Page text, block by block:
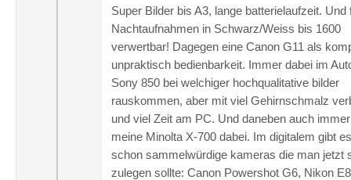
Super Bilder bis A3, lange batterielaufzeit. Und
Nachtaufnahmen in Schwarz/Weiss bis 1600
verwertbar! Dagegen eine Canon G11 als
unpraktisch bedienbarkeit. Immer dabei im
Sony 850 bei welchiger hochqualitative bilder
rauskommen, aber mit viel Gehirnschmalz
und viel Zeit am PC. Und daneben auch
meine Minolta X-700 dabei. Im digitalem gibt
schon sammelwürdige kameras die man jetzt
zulegen sollte: Canon Powershot G6, Nikon